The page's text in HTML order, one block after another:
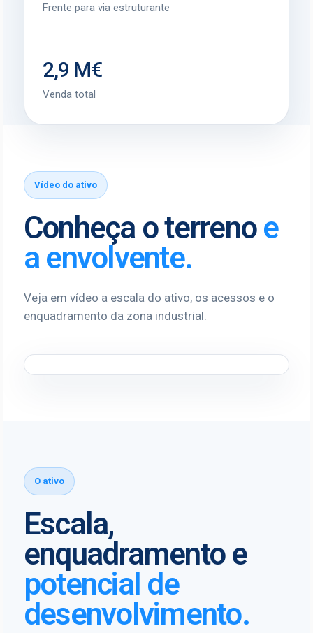
Frente para via estruturante
2,9 M€
Venda total
Vídeo do ativo
Conheça o terrenoe
a envolvente.
Veja em vídeo a escala do ativo, os acessos e o
enquadramento da zona industrial.
O ativo
Escala,
enquadramento e
potencial de
desenvolvimento.